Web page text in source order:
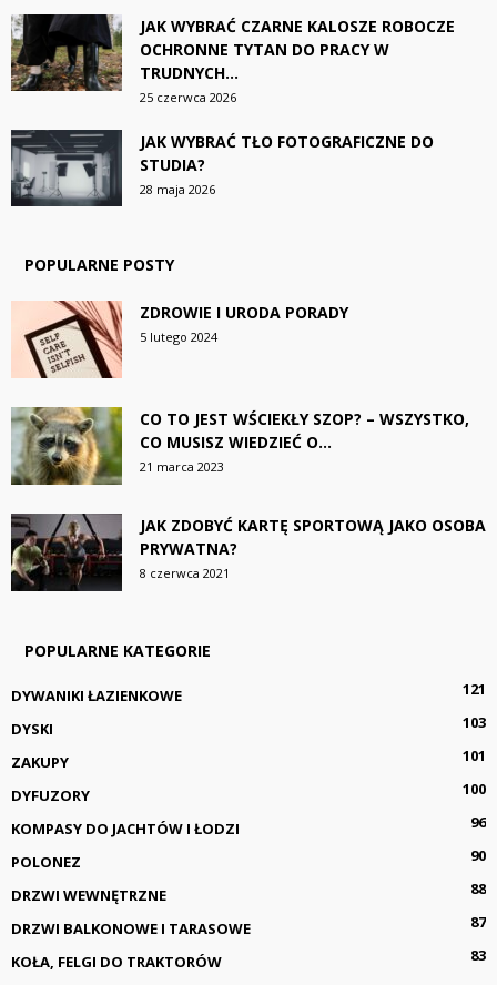
JAK WYBRAĆ CZARNE KALOSZE ROBOCZE
OCHRONNE TYTAN DO PRACY W
TRUDNYCH...
25 czerwca 2026
JAK WYBRAĆ TŁO FOTOGRAFICZNE DO
STUDIA?
28 maja 2026
POPULARNE POSTY
ZDROWIE I URODA PORADY
5 lutego 2024
CO TO JEST WŚCIEKŁY SZOP? – WSZYSTKO,
CO MUSISZ WIEDZIEĆ O...
21 marca 2023
JAK ZDOBYĆ KARTĘ SPORTOWĄ JAKO OSOBA
PRYWATNA?
8 czerwca 2021
POPULARNE KATEGORIE
DYWANIKI ŁAZIENKOWE
121
DYSKI
103
ZAKUPY
101
DYFUZORY
100
KOMPASY DO JACHTÓW I ŁODZI
96
POLONEZ
90
DRZWI WEWNĘTRZNE
88
DRZWI BALKONOWE I TARASOWE
87
KOŁA, FELGI DO TRAKTORÓW
83